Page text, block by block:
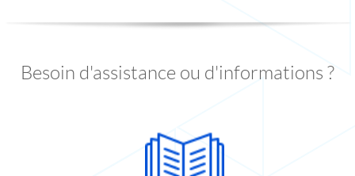
Besoin d'assistance ou d'informations ?